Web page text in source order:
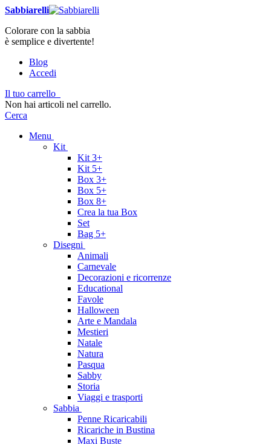
Sabbiarelli
Colorare con la sabbia
è semplice e divertente!
Blog
Accedi
Il tuo carrello
Non hai articoli nel carrello.
Cerca
Menu
Kit
Kit 3+
Kit 5+
Box 3+
Box 5+
Box 8+
Crea la tua Box
Set
Bag 5+
Disegni
Animali
Carnevale
Decorazioni e ricorrenze
Educational
Favole
Halloween
Arte e Mandala
Mestieri
Natale
Natura
Pasqua
Sabby
Storia
Viaggi e trasporti
Sabbia
Penne Ricaricabili
Ricariche in Bustina
Maxi Buste